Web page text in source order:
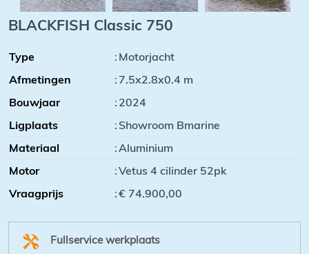
BLACKFISH Classic 750
Type : Motorjacht
Afmetingen
: 7.5x2.8x0.4 m
Bouwjaar
: 2024
Ligplaats
: Showroom Bmarine
Materiaal
:Aluminium
Motor
:Vetus 4 cilinder 52pk
Vraagprijs
:€ 74.900,00
Fullservice werkplaats